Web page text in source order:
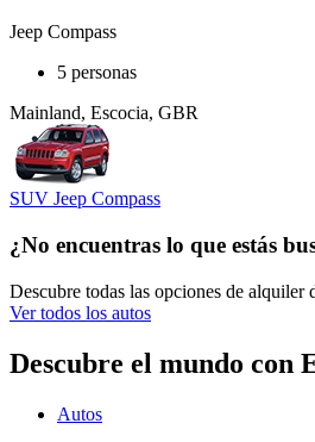
Jeep Compass
5 personas
Mainland, Escocia, GBR
SUV Jeep Compass
¿No encuentras lo que estás
Descubre todas las opciones de alquiler
Ver todos los autos
Descubre el mundo con
Autos